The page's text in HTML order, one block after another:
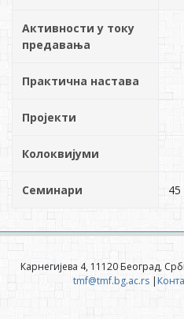
Активности у току
предавања
Практична настава
Пројекти
Колоквијуми
Семинари 45
Карнегијева 4, 11120 Београд,
tmf@tmf.bg.ac.rs|